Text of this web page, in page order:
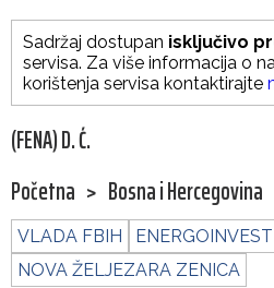
Sadržaj dostupan isključivo
servisa. Za više informacija o
korištenja servisa kontaktirajte
(FENA) D. Ć.
Početna > Bosna i Hercegovina
VLADA FBIH
NOVA ŽELJEZARA ZENICA